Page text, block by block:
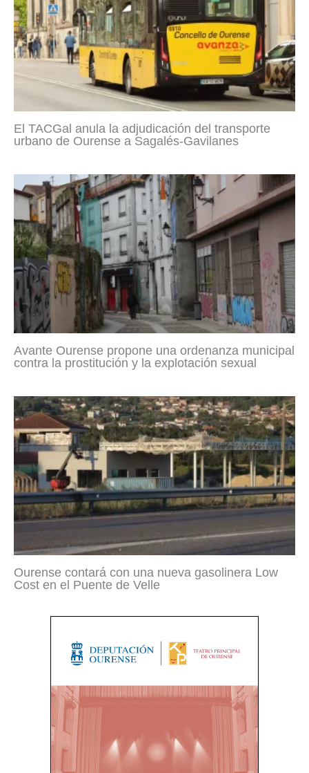
El TACGal anula la adjudicación del transporte
urbano de Ourense a Sagalés-Gavilanes
Avante Ourense propone una ordenanza municipal
contra la prostitución y la explotación sexual
Ourense contará con una nueva gasolinera Low
Cost en el Puente de Velle